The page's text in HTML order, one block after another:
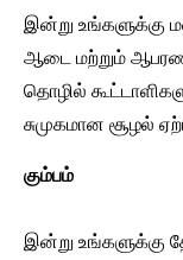
இன்று உங்களுக்கு
ஆடை மற்றும்
தொழில்
சுமுகமான சூழல்
கும்பம்
இன்று